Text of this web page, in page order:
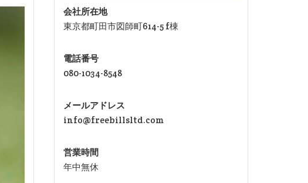
会社所在地
東京都町田市図師町614-5 f棟
電話番号
080-1034-8548
メールアドレス
info@freebillsltd.com
営業時間
年中無休